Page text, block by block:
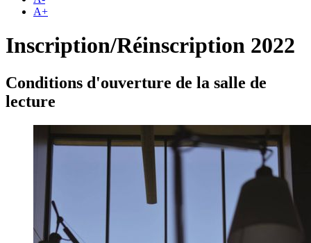
A+
Inscription/Réinscription 2022
Conditions d'ouverture de la salle de
lecture